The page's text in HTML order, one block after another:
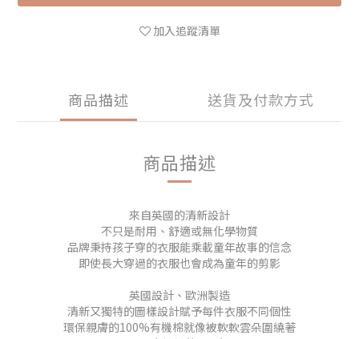
加入追蹤清單
商品描述 送貨及付款方式
商品描述
來自英國的清新設計
不只是耐用、舒適或無化學物質
品牌秉持孩子穿的衣服能乘載童年故事的信念
即使長大穿過的衣服也會成為童年的剪影
英國設計、歐洲製造
清新又獨特的圖樣設計賦予每件衣服不同個性
環保親膚的100%有機棉就像被軟軟雲朵圍繞著